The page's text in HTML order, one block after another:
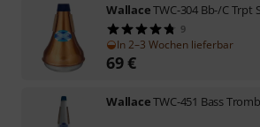
WallaceTWC-304 Bb-/C Trpt
9
In 2–3 Wochen lieferbar
69€
WallaceTWC-451 Bass